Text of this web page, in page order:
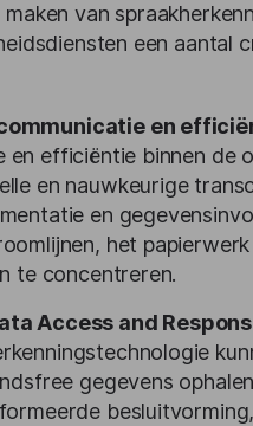
van
een aantal
en
en efficiëntie binnen de
en nauwkeurige
en
het
te concentreren.
Access and
gegevens